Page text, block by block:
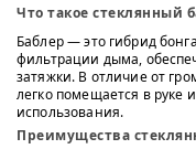
Что такое стеклянный
Баблер — это гибрид
фильтрации дыма,
затяжки. В отличие от
легко помещается в руке
использования.
Преимущества